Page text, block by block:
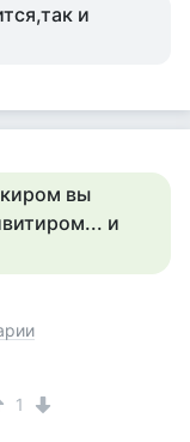
и
вы
и
1